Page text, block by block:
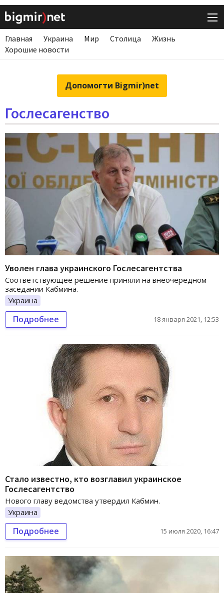
Главная Украина Мир Столица
Жизнь
Хорошие новости
Допомогти Bigmir)net
Гослесагенство
Уволен глава украинского Гослесагентства
Соответствующее решение приняли на внеочередном
заседании Кабмина.
Украина
Подробнее 18 января 2021, 12:53
Стало известно, кто возглавил украинское
Гослесагентство
Нового главу ведомства утвердил Кабмин.
Украина
Подробнее 15 июля 2020, 16:47